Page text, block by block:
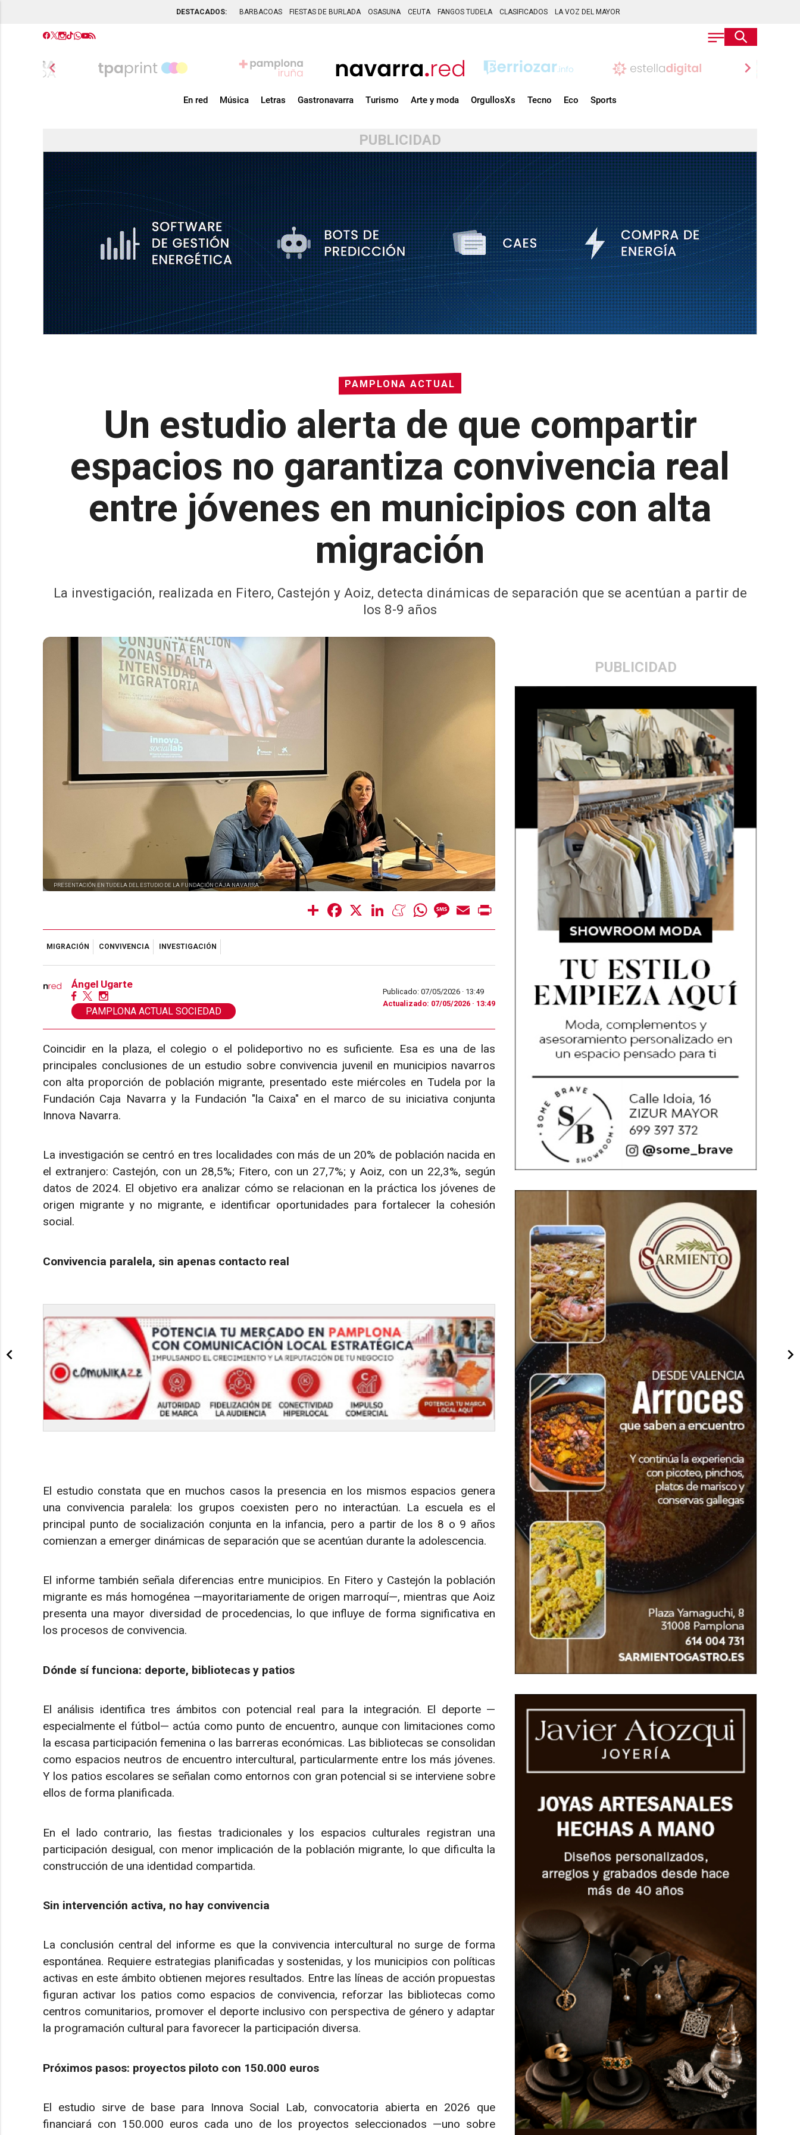
DESTACADOS: BARBACOAS FIESTAS DE BURLADA OSASUNA CEUTA FANGOS TUDELA CLASIFICADOS LA VOZ DEL MAYOR
chevron_left chevron_right
En red Música Letras Gastronavarra Turismo Arte y moda OrgullosXs Tecno Eco Sports
PUBLICIDAD
PAMPLONA ACTUAL
Un estudio alerta de que compartir
espacios no garantiza convivencia real
entre jóvenes en municipios con alta
migración
La investigación, realizada en Fitero, Castejón y Aoiz, detecta dinámicas de separación que se acentúan a partir de
los 8-9 años
PUBLICIDAD
PRESENTACIÓN EN TUDELA DEL ESTUDIO DE LA FUNDACIÓN CAJA NAVARRA
Share Facebook LinkedInMeneameWhatsAppMessage
Email
MIGRACIÓN CONVIVENCIA INVESTIGACIÓN
Ángel Ugarte
PAMPLONA ACTUAL SOCIEDAD
Publicado: 07/05/2026 · 13:49
Actualizado: 07/05/2026 · 13:49
Coincidir en la plaza, el colegio o el polideportivo no es suficiente. Esa es una de las
principales conclusiones de un estudio sobre convivencia juvenil en municipios navarros
con alta proporción de población migrante, presentado este miércoles en Tudela por la
Fundación Caja Navarra y la Fundación "la Caixa" en el marco de su iniciativa conjunta
Innova Navarra.
La investigación se centró en tres localidades con más de un 20% de población nacida en
el extranjero: Castejón, con un 28,5%; Fitero, con un 27,7%; y Aoiz, con un 22,3%, según
datos de 2024. El objetivo era analizar cómo se relacionan en la práctica los jóvenes de
origen migrante y no migrante, e identificar oportunidades para fortalecer la cohesión
social.
Convivencia paralela, sin apenas contacto real
El estudio constata que en muchos casos la presencia en los mismos espacios genera
una convivencia paralela: los grupos coexisten pero no interactúan. La escuela es el
principal punto de socialización conjunta en la infancia, pero a partir de los 8 o 9 años
comienzan a emerger dinámicas de separación que se acentúan durante la adolescencia.
El informe también señala diferencias entre municipios. En Fitero y Castejón la población
migrante es más homogénea —mayoritariamente de origen marroquí—, mientras que Aoiz
presenta una mayor diversidad de procedencias, lo que influye de forma significativa en
los procesos de convivencia.
Dónde sí funciona: deporte, bibliotecas y patios
El análisis identifica tres ámbitos con potencial real para la integración. El deporte —
especialmente el fútbol— actúa como punto de encuentro, aunque con limitaciones como
la escasa participación femenina o las barreras económicas. Las bibliotecas se consolidan
como espacios neutros de encuentro intercultural, particularmente entre los más jóvenes.
Y los patios escolares se señalan como entornos con gran potencial si se interviene sobre
ellos de forma planificada.
En el lado contrario, las fiestas tradicionales y los espacios culturales registran una
participación desigual, con menor implicación de la población migrante, lo que dificulta la
construcción de una identidad compartida.
Sin intervención activa, no hay convivencia
La conclusión central del informe es que la convivencia intercultural no surge de forma
espontánea. Requiere estrategias planificadas y sostenidas, y los municipios con políticas
activas en este ámbito obtienen mejores resultados. Entre las líneas de acción propuestas
figuran activar los patios como espacios de convivencia, reforzar las bibliotecas como
centros comunitarios, promover el deporte inclusivo con perspectiva de género y adaptar
la programación cultural para favorecer la participación diversa.
Próximos pasos: proyectos piloto con 150.000 euros
El estudio sirve de base para Innova Social Lab, convocatoria abierta en 2026 que
financiará con 150.000 euros cada uno de los proyectos seleccionados —uno sobre